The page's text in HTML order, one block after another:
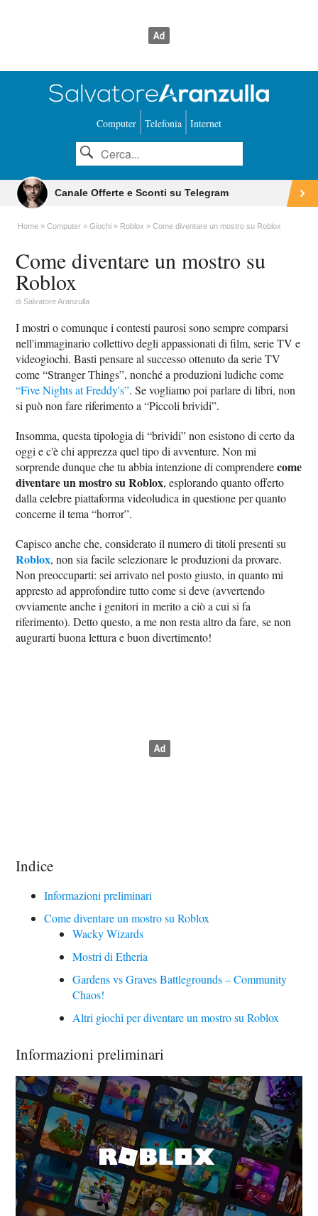
Computer Telefonia Internet
Canale Offerte e Sconti su Telegram
Home Computer Giochi Roblox Come diventare un mostro su Roblox
Come diventare un mostro su
Roblox
diSalvatore Aranzulla
I mostri o comunque i contesti paurosi sono sempre comparsi
nell'immaginario collettivo degli appassionati di film, serie TV e
videogiochi. Basti pensare al successo ottenuto da serie TV
come “Stranger Things”, nonché a produzioni ludiche come
“Five Nights at Freddy's”. Se vogliamo poi parlare di libri, non
si può non fare riferimento a “Piccoli brividi”.
Insomma, questa tipologia di “brividi” non esistono di certo da
oggi e c'è chi apprezza quel tipo di avventure. Non mi
sorprende dunque che tu abbia intenzione di comprenderecome
diventare un mostro su Roblox, esplorando quanto offerto
dalla celebre piattaforma videoludica in questione per quanto
concerne il tema “horror”.
Capisco anche che, considerato il numero di titoli presenti su
Roblox, non sia facile selezionare le produzioni da provare.
Non preoccuparti: sei arrivato nel posto giusto, in quanto mi
appresto ad approfondire tutto come si deve (avvertendo
ovviamente anche i genitori in merito a ciò a cui si fa
riferimento). Detto questo, a me non resta altro da fare, se non
augurarti buona lettura e buon divertimento!
Indice
Informazioni preliminari
Come diventare un mostro su Roblox
Wacky Wizards
Mostri di Etheria
Gardens vs Graves Battlegrounds – Community
Chaos!
Altri giochi per diventare un mostro su Roblox
Informazioni preliminari